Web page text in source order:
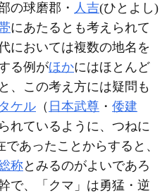
の球磨郡・ 人吉(ひとよし)
にあたるとも考えられて
においては複数の地名を
る例がほかにはほとんど
、この考え方には疑問も
ケル （ 日本武尊 ・ 倭建
れているように、つねに
あったことからすると、
称とみるのがよいであろ
で、「クマ」は勇猛・逆